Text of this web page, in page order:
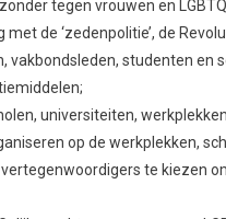
minderheden was en is
staat die fundamentele
minderheden moeten
willen;
economisch, politiek als
innemen van de
arbeidersbeweging. Voor een